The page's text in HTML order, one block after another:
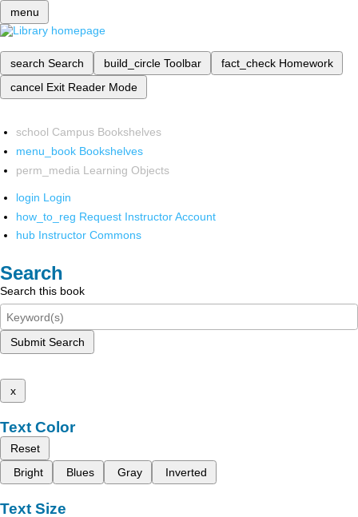
menu
search Search build_circle Toolbar fact_check Homework
cancel Exit Reader Mode
school Campus Bookshelves
menu_book Bookshelves
perm_media Learning Objects
login Login
how_to_reg Request Instructor Account
hub Instructor Commons
Search
Search this book
Submit Search
x
Text Color
Reset
Bright
Blues Gray Inverted
Text Size